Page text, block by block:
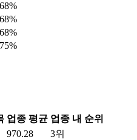
업종 평균 업종 내 순위
970.28
3위